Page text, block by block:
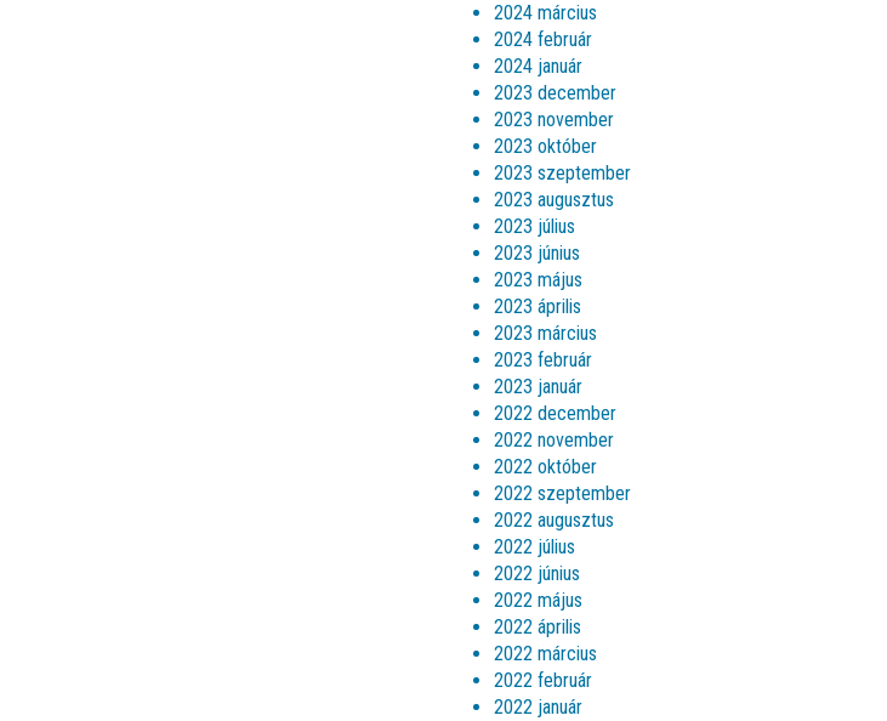
2024 március
2024 február
2024 január
2023 december
2023 november
2023 október
2023 szeptember
2023 augusztus
2023 július
2023 június
2023 május
2023 április
2023 március
2023 február
2023 január
2022 december
2022 november
2022 október
2022 szeptember
2022 augusztus
2022 július
2022 június
2022 május
2022 április
2022 március
2022 február
2022 január